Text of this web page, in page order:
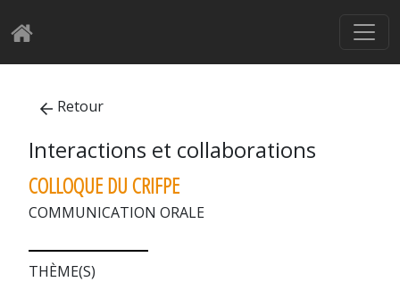
Retour
Interactions et collaborations
COLLOQUE DU CRIFPE
COMMUNICATION ORALE
THÈME(S)